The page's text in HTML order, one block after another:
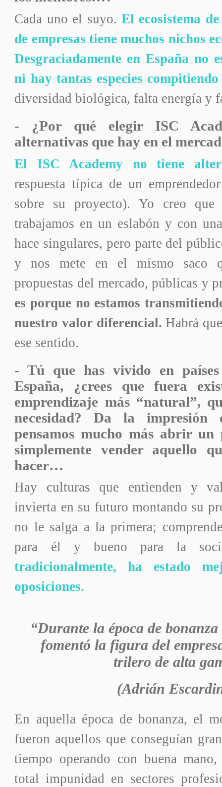
Cada uno el suyo.El ecosistema
de empresas tiene muchos nichos
Desgraciadamente en España no
ni hay tantas especies
diversidad biológica, falta energía y
- ¿Por qué elegir ISC
alternativas que hay en el
El ISC Academy no tiene
respuesta típica de un
sobre su proyecto). Yo creo
trabajamos en un eslabón y con
hace singulares, pero parte del
y nos mete en el mismo saco
propuestas del mercado, públicas y
es porque no estamos
nuestro valor diferencial. Habrá
ese sentido.
- Tú que has vivido en
España, ¿crees que fuera
emprendizaje más “natural”,
necesidad? Da la
pensamos mucho más abrir un
simplemente vender aquello
hacer…
Hay culturas que entienden y
invierta en su futuro montando su
no le salga a la primera;
para él y bueno para la
tradicionalmente, ha estado
oposiciones.
“Durante la época de
fomentó la figura del
trilero de alta
(Adrián
En aquella época de bonanza, el
fueron aquellos que conseguían
tiempo operando con buena
total impunidad en sectores